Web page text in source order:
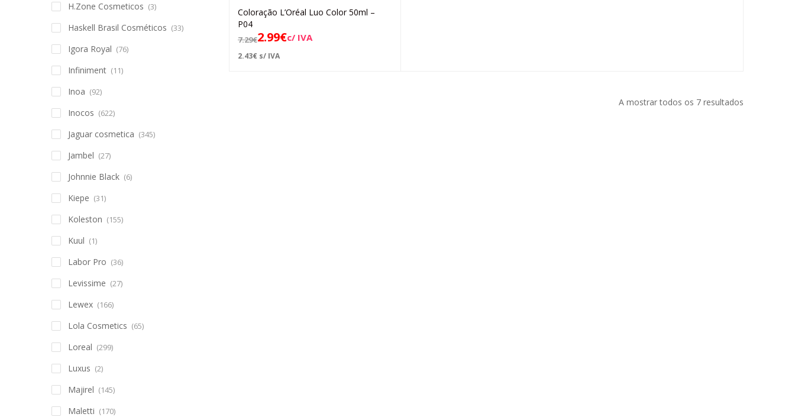
Adicionar
Coloração L’Oréal Luo Color 50ml –
P04
7.29€2.99€c/ IVA
2.43€ s/ IVA
A mostrar todos os 7 resultados
H.Zone Cosmeticos (3)
Haskell Brasil Cosméticos (33)
Igora Royal (76)
Infiniment (11)
Inoa (92)
Inocos (622)
Jaguar cosmetica (345)
Jambel (27)
Johnnie Black (6)
Kiepe (31)
Koleston (155)
Kuul (1)
Labor Pro (36)
Levissime (27)
Lewex (166)
Lola Cosmetics (65)
Loreal (299)
Luxus (2)
Majirel (145)
Maletti (170)